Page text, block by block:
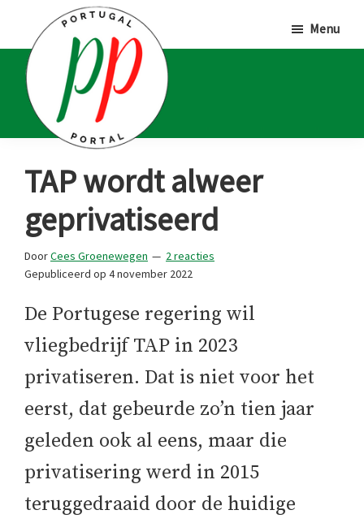
hoofd
inhoud
eerste
sidebar
voettekst
Portal
Portugalliefhebbers
en
-
fanaten
Menu
TAP wordt alweer
geprivatiseerd
DoorCees Groenewegen
2 reacties
Gepubliceerd op 4 november 2022
De Portugese regering wil
vliegbedrijf TAP in 2023
privatiseren. Dat is niet voor het
eerst, dat gebeurde zo’n tien jaar
geleden ook al eens, maar die
privatisering werd in 2015
teruggedraaid door de huidige